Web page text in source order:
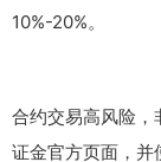
10%-20%。
合约交易高风险，
证金官方页面，并